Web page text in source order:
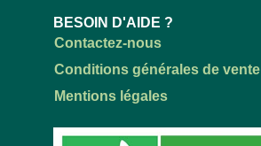
BESOIN D'AIDE ?
Contactez-nous
Conditions générales de vente
Mentions légales